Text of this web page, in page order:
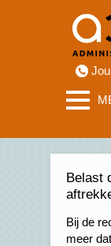
Belast
Bij de
meer